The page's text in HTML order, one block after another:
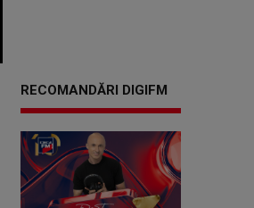
RECOMANDĂRI DIGIFM